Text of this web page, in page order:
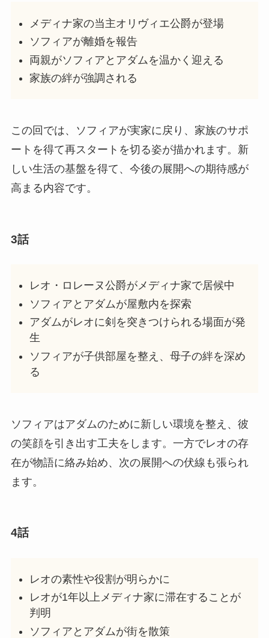
メディナ家の当主オリヴィエ公爵が登場
ソフィアが離婚を報告
両親がソフィアとアダムを温かく迎える
家族の絆が強調される
この回では、ソフィアが実家に戻り、家族のサポ
ートを得て再スタートを切る姿が描かれます。新
しい生活の基盤を得て、今後の展開への期待感が
高まる内容です。
3話
レオ・ロレーヌ公爵がメディナ家で居候中
ソフィアとアダムが屋敷内を探索
アダムがレオに剣を突きつけられる場面が発
生
ソフィアが子供部屋を整え、母子の絆を深め
る
ソフィアはアダムのために新しい環境を整え、彼
の笑顔を引き出す工夫をします。一方でレオの存
在が物語に絡み始め、次の展開への伏線も張られ
ます。
4話
レオの素性や役割が明らかに
レオが1年以上メディナ家に滞在することが
判明
ソフィアとアダムが街を散策